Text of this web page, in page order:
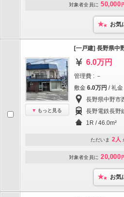
対象者全員に 50,000
お気
もっと見る
[一戸建] 長野県中
6.0万円
管理費 : －
敷金 6.0万円 / 礼金
長野県中野市
長野電鉄長野
1R / 46.0m²
ただいま 2人
対象者全員に 20,000
お気